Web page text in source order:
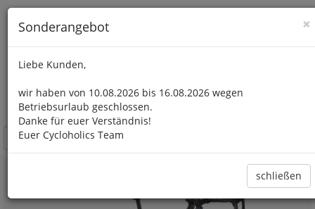
×
Sonderangebot
Liebe Kunden,
wir haben von 10.08.2026 bis 16.08.2026 wegen
Betriebsurlaub geschlossen.
Danke für euer Verständnis!
Euer Cycloholics Team
schließen
Toggle navigation